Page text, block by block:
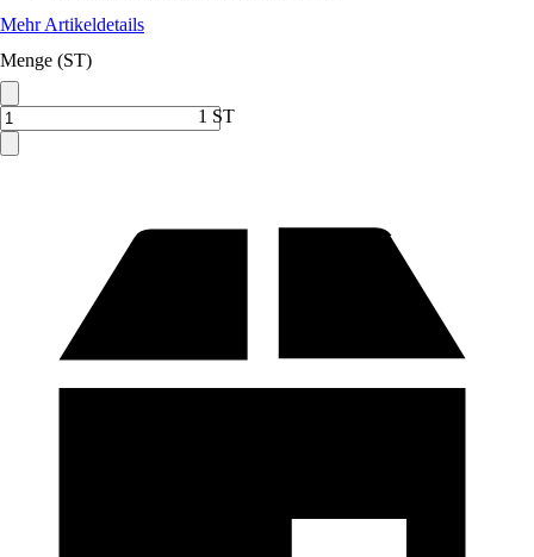
Mehr Artikeldetails
Menge (ST)
1 ST